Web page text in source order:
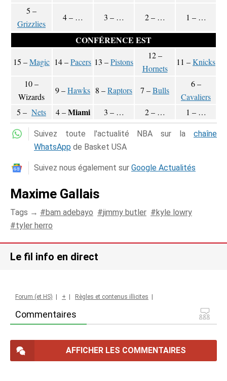
5 –
Grizzlies
4 – … 3 – … 2 – … 1 – …
CONFÉRENCE EST
15 –Magic 14 –Pacers 13 –Pistons
12 –
Hornets
11 –Knicks
10 –
Wizards
9 –Hawks 8 –Raptors 7 –Bulls
6 –
Cavaliers
5 – Nets 4 –Miami 3 – … 2 – … 1 – …
Suivez toute l'actualité NBA sur la chaîne
WhatsApp de Basket USA
Suivez nous également sur Google Actualités
Maxime Gallais
Tags → bam adebayo jimmy butler
kyle lowry
tyler herro
Le fil info en direct
Commentaires
Forum (et HS) + Règles et contenus illicites
AFFICHER LES COMMENTAIRES